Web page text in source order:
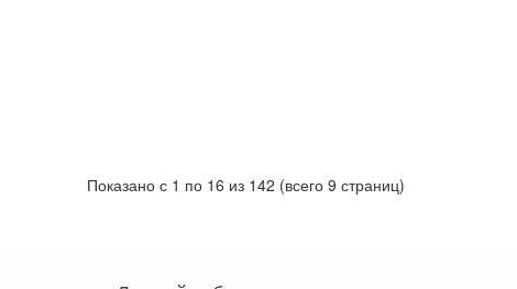
Показано с 1 по 16 из 142 (всего 9 страниц)